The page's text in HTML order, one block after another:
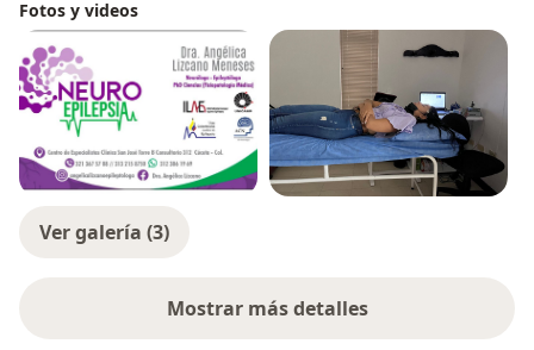
Fotos y videos
Ver galería (3)
Mostrar más detalles
sobre la experiencia